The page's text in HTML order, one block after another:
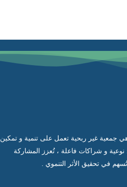
هي جمعية غير ربحية تعمل على تنمية و تمكين
نوعية و شراكات فاعلة ، تُعزز المشاركة
في تحقيق الأثر التنموي .